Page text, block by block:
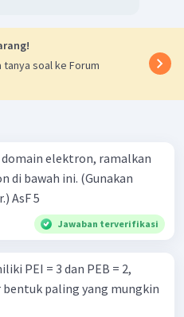
tanya soal ke Forum
elektron, ramalkan
bawah ini. (Gunakan
bantuan tabel periodik unsur.) AsF 5 ​
Jawaban terverifikasi
PEI = 3 dan PEB = 2,
paling yang mungkin